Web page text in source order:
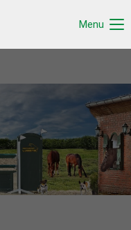
Menu